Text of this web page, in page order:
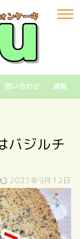
問い合わせ 通販
バジルチ
2021年9月12日